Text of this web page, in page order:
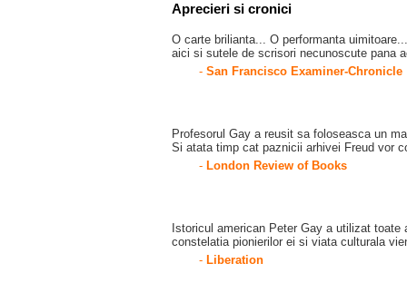
Aprecieri si cronici
O carte brilianta... O performanta
aici si sutele de scrisori necunoscute pana
- San Francisco Examiner-Chronicle
Profesorul Gay a reusit sa foloseasca un
Si atata timp cat paznicii arhivei Freud vor
- London Review of Books
Istoricul american Peter Gay a utilizat
constelatia pionierilor ei si viata culturala
- Liberation